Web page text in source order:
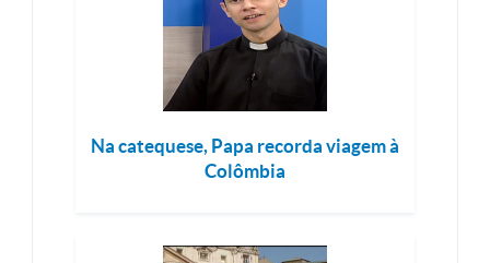
Na catequese, Papa recorda viagem à
Colômbia